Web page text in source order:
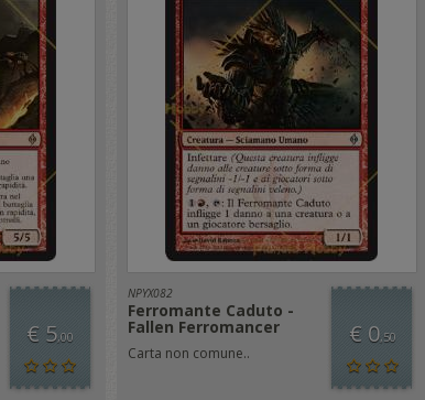
€ 5,00
NPYX082
Ferromante Caduto -
Fallen Ferromancer
Carta non comune..
€ 0,50